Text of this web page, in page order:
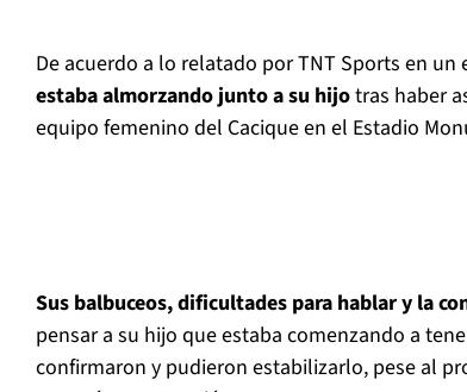
De acuerdo a lo relatado por TNT Sports en un
estaba almorzando junto a su hijotras haber
equipo femenino del Cacique en el Estadio
Sus balbuceos, dificultades para hablar y la
pensar a su hijo que estaba comenzando a
confirmaron y pudieron estabilizarlo, pese al